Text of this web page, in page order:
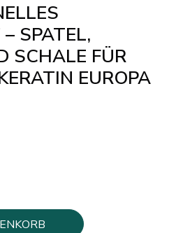
SPATEL,
SCHALE FÜR
EUROPA